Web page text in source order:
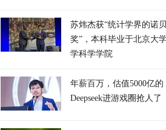
苏炜杰获“统计学界的诺
奖”，本科毕业于北京大
学科学学院
年薪百万，估值5000亿的
Deepseek进游戏圈抢人了